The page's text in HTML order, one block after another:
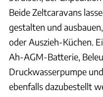
Beide Zeltcaravans
gestalten und
oder Auszieh-Küchen.
Ah-AGM-Batterie,
Druckwasserpumpe
ebenfalls dazubestellt